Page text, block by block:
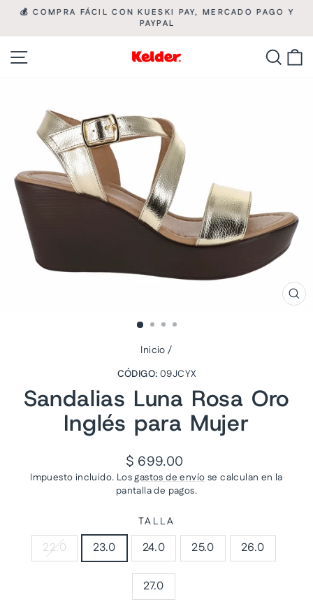
al
contenido
diapositivas
pausa
💰 COMPRA FÁCIL CON KUESKI PAY, MERCADO PAGO Y
PAYPAL
Inicio /
CÓDIGO: 09JCYX
Sandalias Luna Rosa Oro
Inglés para Mujer
Precio
habitual
$ 699.00
Impuesto incluido. Losgastos de envío se calculan en la
pantalla de pagos.
TALLA
22.0 23.0 24.0 25.0 26.0
27.0